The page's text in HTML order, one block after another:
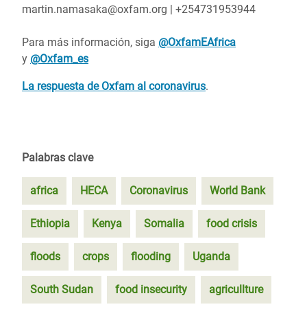
martin.namasaka@oxfam.org | +254731953944
Para más información, siga @OxfamEAfrica
y @Oxfam_es
La respuesta de Oxfam al coronavirus.
Palabras clave
africa HECA Coronavirus World Bank
Ethiopia Kenya Somalia food crisis
floods crops flooding Uganda
South Sudan food insecurity agricullture